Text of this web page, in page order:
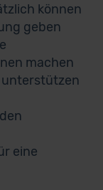
können
geben
machen
unterstützen
eine